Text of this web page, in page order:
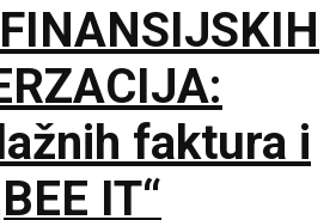
faktura i
IT“